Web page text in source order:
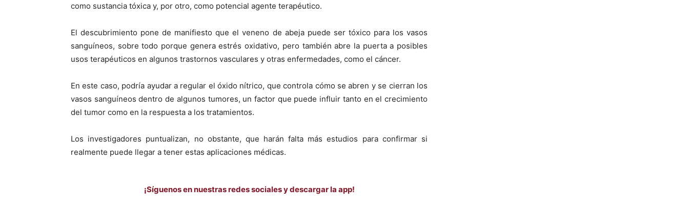
como sustancia tóxica y, por otro, como potencial agente terapéutico.
El descubrimiento pone de manifiesto que el veneno de abeja puede ser tóxico para los vasos
sanguíneos, sobre todo porque genera estrés oxidativo, pero también abre la puerta a posibles
usos terapéuticos en algunos trastornos vasculares y otras enfermedades, como el cáncer.
En este caso, podría ayudar a regular el óxido nítrico, que controla cómo se abren y se cierran los
vasos sanguíneos dentro de algunos tumores, un factor que puede influir tanto en el crecimiento
del tumor como en la respuesta a los tratamientos.
Los investigadores puntualizan, no obstante, que harán falta más estudios para confirmar si
realmente puede llegar a tener estas aplicaciones médicas.
¡Síguenos en nuestras redes sociales y descargar la app!